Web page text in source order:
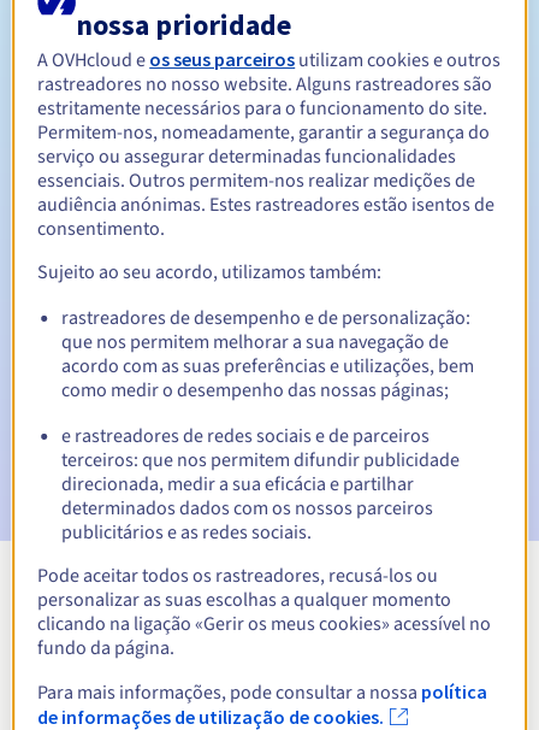
Período de renovação Entre 1 e 5 anos
Período de redenção 30 dias
Notificações automáticas:
60, 30, 15, 7 e 3 dias antes da data de
expiração
E-mail no dia da expiraçãopara notificar a suspensão do
nome de domínio
E-mail após o Redemption Grace Periodpara notificar a
eliminação do nome de domínio
Ver todas as extensões
Informações sobre .net.co
nossa prioridade
A OVHcloud e os seus parceiros utilizam cookies e outros
rastreadores no nosso website. Alguns rastreadores são
estritamente necessários para o funcionamento do site.
Permitem-nos, nomeadamente, garantir a segurança do
serviço ou assegurar determinadas funcionalidades
essenciais. Outros permitem-nos realizar medições de
audiência anónimas. Estes rastreadores estão isentos de
consentimento.
Sujeito ao seu acordo, utilizamos também:
rastreadores de desempenho e de personalização:
que nos permitem melhorar a sua navegação de
acordo com as suas preferências e utilizações, bem
como medir o desempenho das nossas páginas;
e rastreadores de redes sociais e de parceiros
terceiros: que nos permitem difundir publicidade
direcionada, medir a sua eficácia e partilhar
determinados dados com os nossos parceiros
publicitários e as redes sociais.
Pode aceitar todos os rastreadores, recusá-los ou
personalizar as suas escolhas a qualquer momento
clicando na ligação «Gerir os meus cookies» acessível no
fundo da página.
Para mais informações, pode consultar a nossa política
de informações de utilização de cookies.